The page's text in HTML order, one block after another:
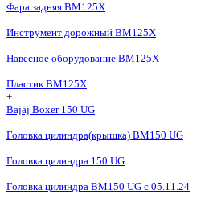
Фара задняя BM125X
Инструмент дорожный BM125X
Навесное оборудование BM125X
Пластик BM125X
+
Bajaj Boxer 150 UG
Головка цилиндра(крышка) BM150 UG
Головка цилиндра 150 UG
Головка цилиндра BM150 UG c 05.11.24